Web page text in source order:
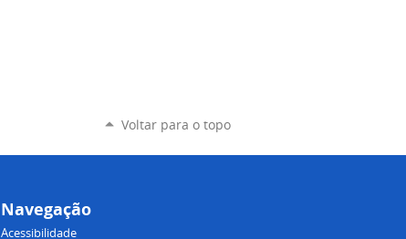
Voltar para o topo
Navegação
Acessibilidade